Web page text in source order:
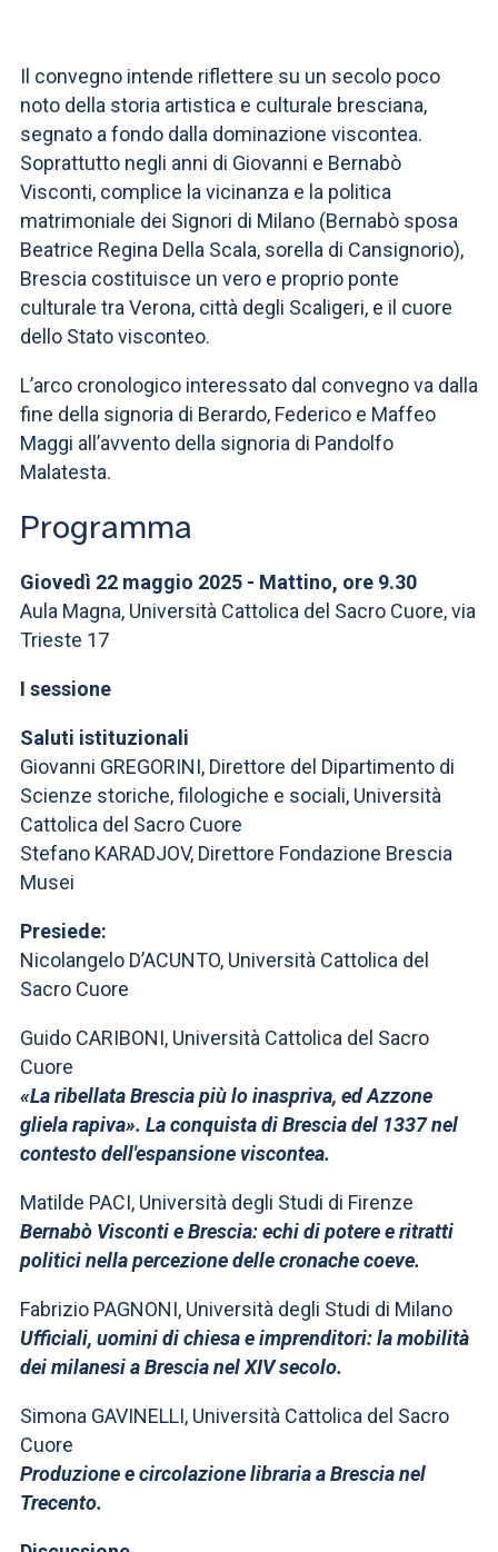
ACCEDI A CLOUDMAIL
Il convegno intende riflettere su un secolo poco
noto della storia artistica e culturale bresciana,
segnato a fondo dalla dominazione viscontea.
Soprattutto negli anni di Giovanni e Bernabò
Visconti, complice la vicinanza e la politica
matrimoniale dei Signori di Milano (Bernabò sposa
Beatrice Regina Della Scala, sorella di Cansignorio),
Brescia costituisce un vero e proprio ponte
culturale tra Verona, città degli Scaligeri, e il cuore
dello Stato visconteo.
L’arco cronologico interessato dal convegno va dalla
fine della signoria di Berardo, Federico e Maffeo
Maggi all’avvento della signoria di Pandolfo
Malatesta.
Programma
Giovedì 22 maggio 2025 - Mattino, ore 9.30
Aula Magna, Università Cattolica del Sacro Cuore, via
Trieste 17
I sessione
Saluti istituzionali
Giovanni GREGORINI, Direttore del Dipartimento di
Scienze storiche, filologiche e sociali, Università
Cattolica del Sacro Cuore
Stefano KARADJOV, Direttore Fondazione Brescia
Musei
Presiede:
Nicolangelo D’ACUNTO, Università Cattolica del
Sacro Cuore
Guido CARIBONI, Università Cattolica del Sacro
Cuore
«La ribellata Brescia più lo inaspriva, ed Azzone
gliela rapiva». La conquista di Brescia del 1337 nel
contesto dell'espansione viscontea.
Matilde PACI, Università degli Studi di Firenze
Bernabò Visconti e Brescia: echi di potere e ritratti
politici nella percezione delle cronache coeve.
Fabrizio PAGNONI, Università degli Studi di Milano
Ufficiali, uomini di chiesa e imprenditori: la mobilità
dei milanesi a Brescia nel XIV secolo.
Simona GAVINELLI, Università Cattolica del Sacro
Cuore
Produzione e circolazione libraria a Brescia nel
Trecento.